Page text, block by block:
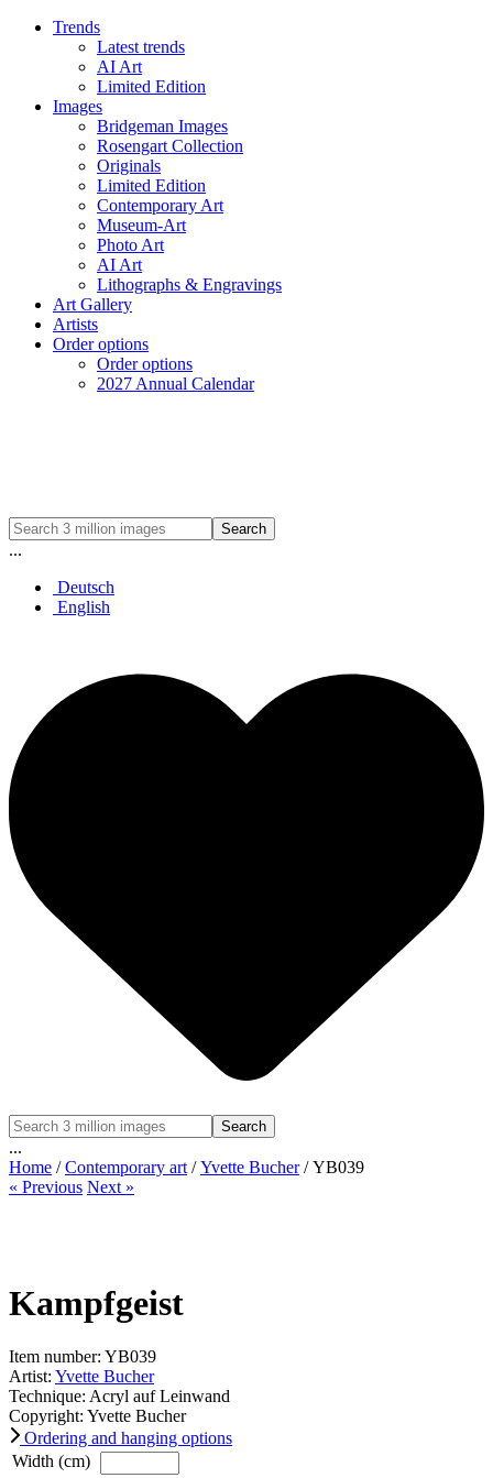
Trends
Latest trends
AI Art
Limited Edition
Images
Bridgeman Images
Rosengart Collection
Originals
Limited Edition
Contemporary Art
Museum-Art
Photo Art
AI Art
Lithographs & Engravings
Art Gallery
Artists
Order options
Order options
2027 Annual Calendar
Search
...
Deutsch
English
Search
...
Home /Contemporary art/Yvette Bucher/ YB039
« Previous Next »
Kampfgeist
Item number: YB039
Artist: Yvette Bucher
Technique: Acryl auf Leinwand
Copyright: Yvette Bucher
Ordering and hanging options
Width (cm)